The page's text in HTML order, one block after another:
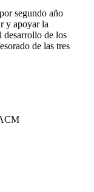
segundo año
y apoyar la
desarrollo de los
de las tres